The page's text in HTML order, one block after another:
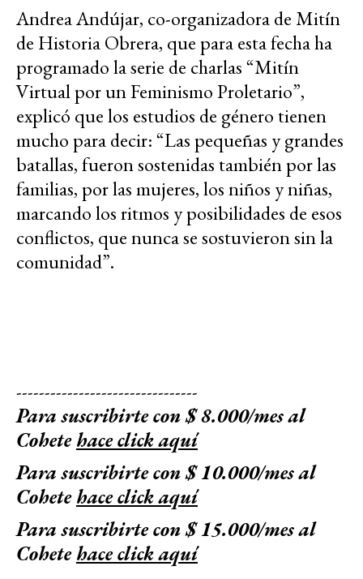
Andrea Andújar, co-organizadora de Mitín
de Historia Obrera, que para esta fecha ha
programado la serie de charlas “Mitín
Virtual por un Feminismo Proletario”,
explicó que los estudios de género tienen
mucho para decir: “Las pequeñas y grandes
batallas, fueron sostenidas también por las
familias, por las mujeres, los niños y niñas,
marcando los ritmos y posibilidades de esos
conflictos, que nunca se sostuvieron sin la
comunidad”.
--------------------------------
Para suscribirte con $ 8.000/mes al
Cohetehace click aquí
Para suscribirte con $ 10.000/mes al
Cohetehace click aquí
Para suscribirte con $ 15.000/mes al
Cohetehace click aquí